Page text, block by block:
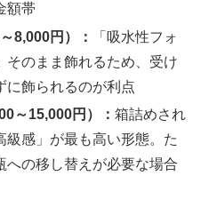
額帯
8,000円）：
「吸水性フォ
そのまま飾れるため、受け
に飾られるのが利点
～15,000円）：箱詰めされ
級感」が最も高い形態。た
への移し替えが必要な場合